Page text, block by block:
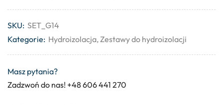
SKU: SET_G14
Kategorie: Hydroizolacja, Zestawy do hydroizolacji
Masz pytania?
Zadzwoń do nas! +48 606 441 270